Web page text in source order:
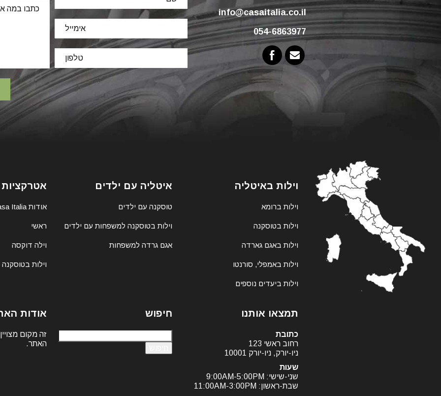
info@casaitalia.co.il
054-6863977
וילות באיטליה
וילות ברומא
וילות בטוסקנה
וילות באגם גארדה
וילות באמפלי, סורנטו
וילות ביעדים נוספים
איטליה עם ילדים
טוסקנה עם ילדים
וילות בטוסקנה למשפחות עם ילדים
אגם גרדה למשפחות
אודות Casa Italia
ראשי
וילה דוקסה
וילות בטוסקנה
תמצאו אותנו
כתובת
רחוב ראשי 123
ניו-יורק, ניו-יורק 10001
שעות
שני-שישי: 9:00AM-5:00PM
שבת-ראשון: 11:00AM-3:00PM
חיפוש אודות
זה מקום
האתר.